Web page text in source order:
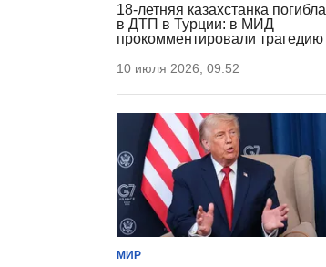
18-летняя казахстанка погибла
в ДТП в Турции: в МИД
прокомментировали трагедию
10 июля 2026, 09:52
МИР